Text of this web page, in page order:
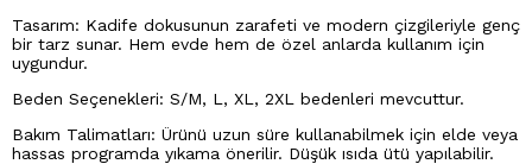
Tasarım: Kadife dokusunun zarafeti ve modern çizgileriyle genç
bir tarz sunar. Hem evde hem de özel anlarda kullanım için
uygundur.
Beden Seçenekleri: S/M, L, XL, 2XL bedenleri mevcuttur.
Bakım Talimatları: Ürünü uzun süre kullanabilmek için elde veya
hassas programda yıkama önerilir. Düşük ısıda ütü yapılabilir.